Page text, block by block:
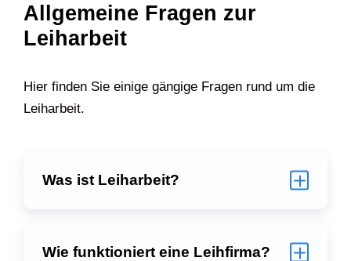
Allgemeine Fragen zur
Leiharbeit
Hier finden Sie einige gängige Fragen rund um die
Leiharbeit.
Was ist Leiharbeit?
Wie funktioniert eine Leihfirma?